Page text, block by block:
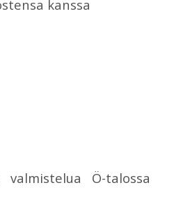
kanssa
valmistelua Ö-talossa